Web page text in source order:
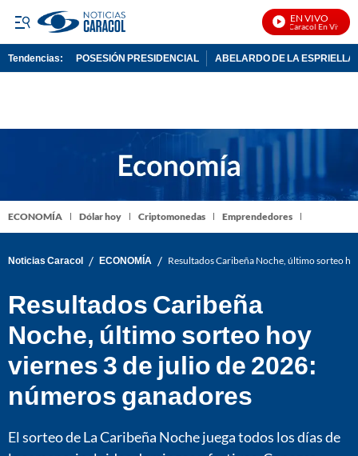
EN VIVO
Noticias Caracol En Vivo
Tendencias: POSESIÓN PRESIDENCIAL ABELARDO DE LA ESPRIELLA
ECONOMÍA Dólar hoy Criptomonedas Emprendedores
Noticias Caracol / ECONOMÍA / Resultados Caribeña Noche, último sorteo
Resultados Caribeña
Noche, último sorteo hoy
viernes 3 de julio de 2026:
números ganadores
El sorteo de La Caribeña Noche juega todos los días de